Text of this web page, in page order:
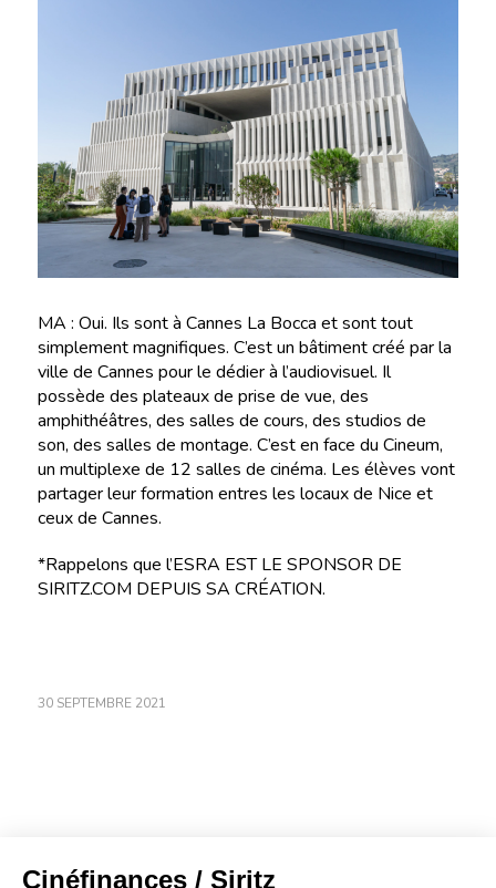
MA : Oui. Ils sont à Cannes La Bocca et sont tout
simplement magnifiques. C’est un bâtiment créé par la
ville de Cannes pour le dédier à l’audiovisuel. Il
possède des plateaux de prise de vue, des
amphithéâtres, des salles de cours, des studios de
son, des salles de montage. C’est en face du Cineum,
un multiplexe de 12 salles de cinéma. Les élèves vont
partager leur formation entres les locaux de Nice et
ceux de Cannes.
*Rappelons que l’ESRA EST LE SPONSOR DE
SIRITZ.COM DEPUIS SA CRÉATION.
30 SEPTEMBRE 2021